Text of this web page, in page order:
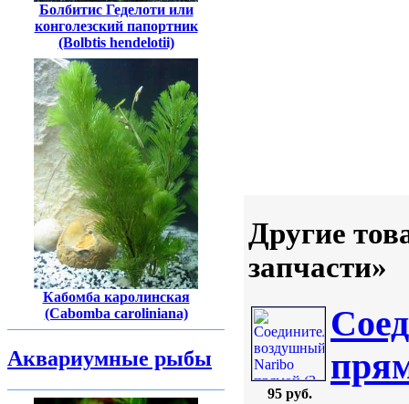
Болбитис Геделоти или
конголезский папортник
(Bolbtis hendelotii)
Кабомба каролинская
(Cabomba caroliniana)
Аквариумные рыбы
Другие
запчасти»
95 руб.